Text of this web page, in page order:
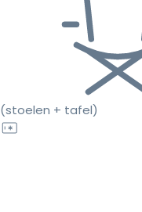
(stoelen + tafel)